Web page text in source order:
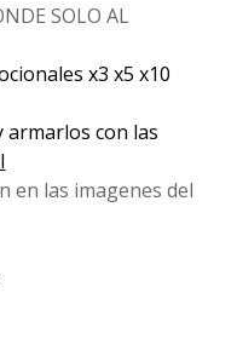
SOLO AL
x3 x5 x10
armarlos con las
en las imagenes del